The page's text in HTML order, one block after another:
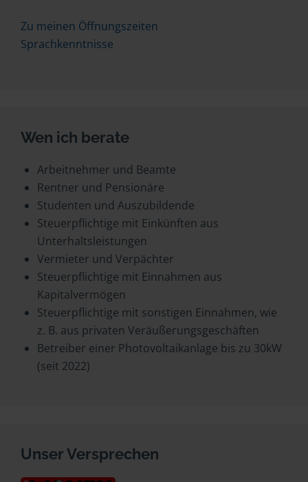
Zu meinen Öffnungszeiten
Sprachkenntnisse
Wen ich berate
Arbeitnehmer und Beamte
Rentner und Pensionäre
Studenten und Auszubildende
Steuerpflichtige mit Einkünften aus
Unterhaltsleistungen
Vermieter und Verpächter
Steuerpflichtige mit Einnahmen aus
Kapitalvermögen
Steuerpflichtige mit sonstigen Einnahmen, wie
z. B. aus privaten Veräußerungsgeschäften
Betreiber einer Photovoltaikanlage bis zu 30kW
(seit 2022)
Unser Versprechen